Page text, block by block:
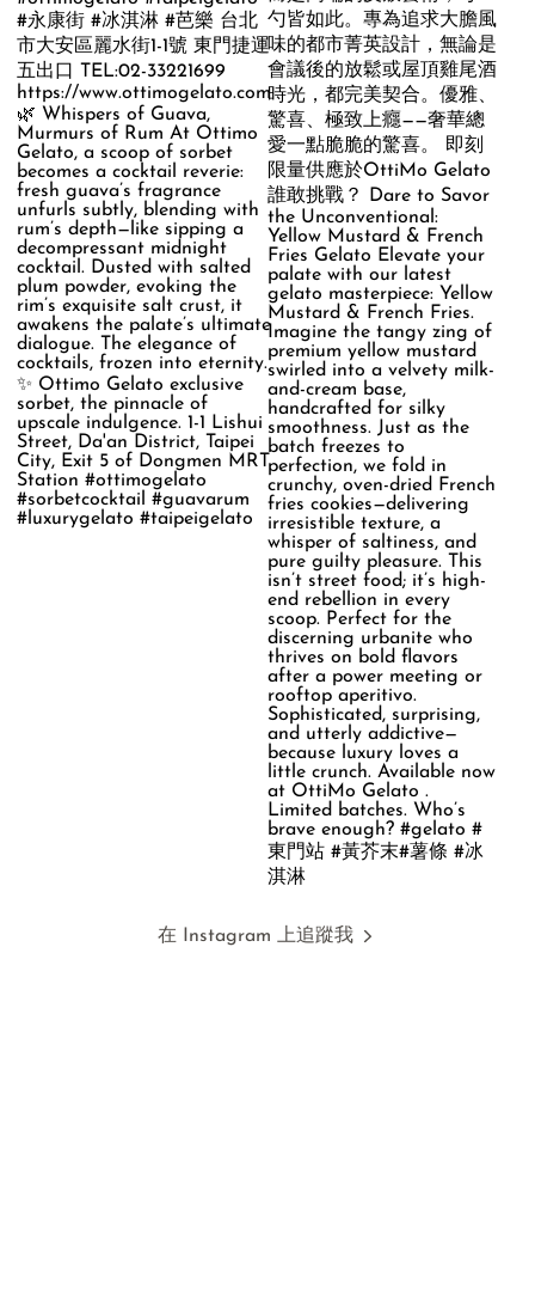
在 Instagram 上追蹤我